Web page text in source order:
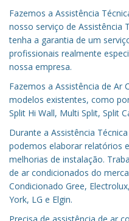
Fazemos a Assistência
nosso serviço de Assistência
tenha a garantia de um
profissionais realmente
nossa empresa.
Fazemos a Assistência de Ar
modelos existentes, como
Split Hi Wall, Multi Split, Split
Durante a Assistência
podemos elaborar relatórios
melhorias de instalação.
de ar condicionados do
Condicionado Gree,
York, LG e Elgin.